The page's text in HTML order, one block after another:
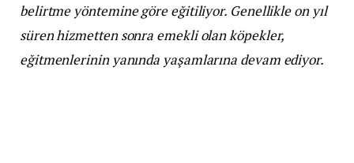
belirtme yöntemine göre eğitiliyor. Genellikle on yıl
süren hizmetten sonra emekli olan köpekler,
eğitmenlerinin yanında yaşamlarına devam ediyor.